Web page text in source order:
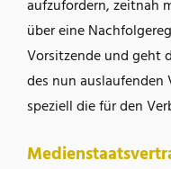
aufzufordern, zeitnah
über eine
Vorsitzende und geht
des nun
speziell die für den